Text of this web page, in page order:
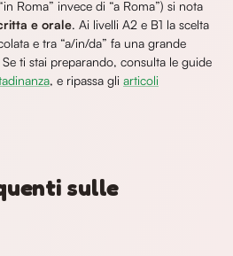
Roma” invece di “a Roma”) si nota
e orale. Ai livelli A2 e B1 la scelta
e tra “a/in/da” fa una grande
ti stai preparando, consulta le guide
, e ripassa gli articoli
sulle